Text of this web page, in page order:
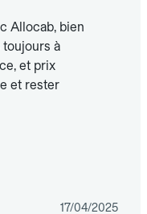
Allocab, bien
à
et prix
et rester
17/04/2025